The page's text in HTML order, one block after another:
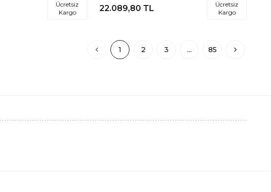
Ücretsiz
Kargo
22.089,80 TL
Ücretsiz
Kargo
1 2 3 ... 85